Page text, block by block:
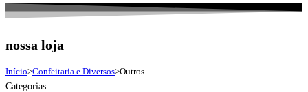
nossa loja
Início>Confeitaria e Diversos>Outros
Categorias